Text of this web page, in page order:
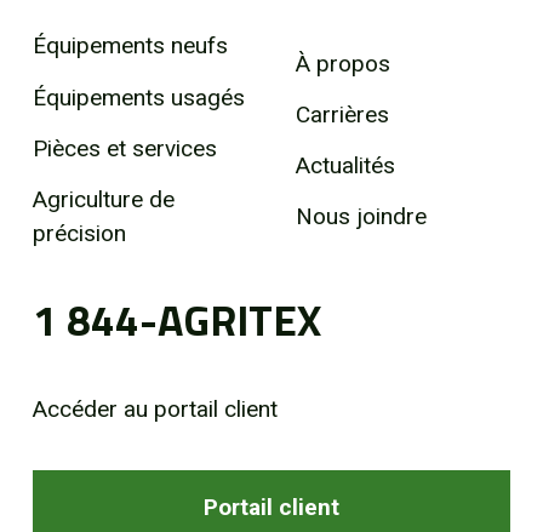
Équipements neufs
Équipements usagés
Pièces et services
Agriculture de
précision
À propos
Carrières
Actualités
Nous joindre
1 844-AGRITEX
Accéder au portail client
Portail client